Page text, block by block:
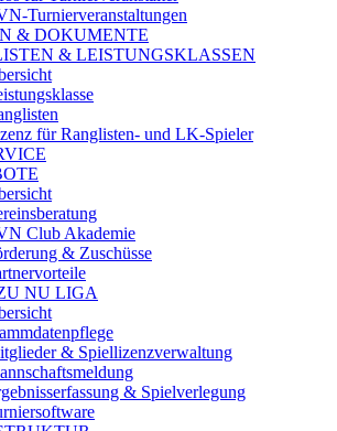
Turnierveranstaltungen
& DOKUMENTE
& LEISTUNGSKLASSEN
für Ranglisten- und LK-Spieler
Club Akademie
& Zuschüsse
NU LIGA
& Spiellizenzverwaltung
& Spielverlegung